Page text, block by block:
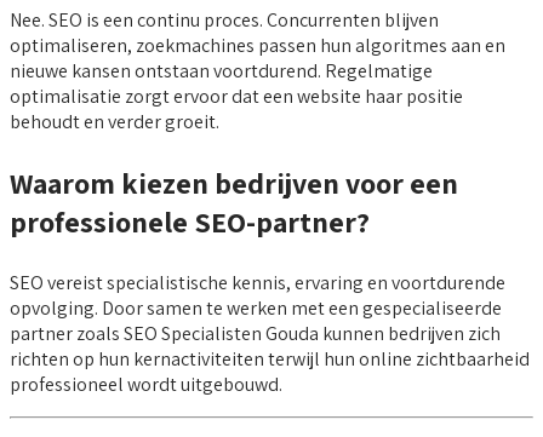
Nee. SEO is een continu proces. Concurrenten blijven
optimaliseren, zoekmachines passen hun algoritmes aan en
nieuwe kansen ontstaan voortdurend. Regelmatige
optimalisatie zorgt ervoor dat een website haar positie
behoudt en verder groeit.
Waarom kiezen bedrijven voor een
professionele SEO-partner?
SEO vereist specialistische kennis, ervaring en voortdurende
opvolging. Door samen te werken met een gespecialiseerde
partner zoals SEO Specialisten Gouda kunnen bedrijven zich
richten op hun kernactiviteiten terwijl hun online zichtbaarheid
professioneel wordt uitgebouwd.